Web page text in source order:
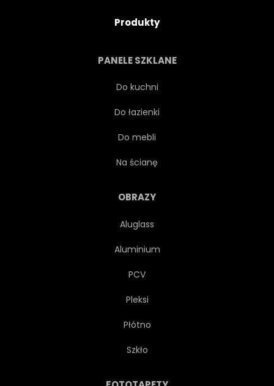
DZIKOŚĆ
NIEBEZPIECZEŃSTWO
Produkty
PANELE SZKLANE
Do kuchni
Do łazienki
Do mebli
Na ścianę
OBRAZY
Aluglass
Aluminium
PCV
Pleksi
Płótno
Szkło